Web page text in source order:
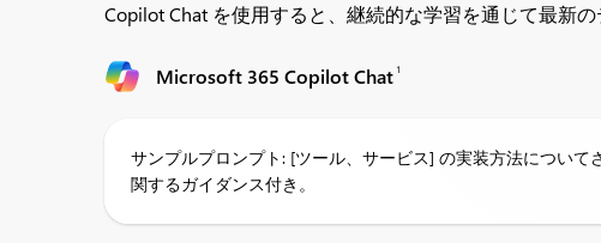
Copilot Chat を使用すると、継続的な学習を通じて最新
Microsoft 365 Copilot Chat 1
サンプルプロンプト: [ツール、サービス] の実装方法について
関するガイダンス付き。